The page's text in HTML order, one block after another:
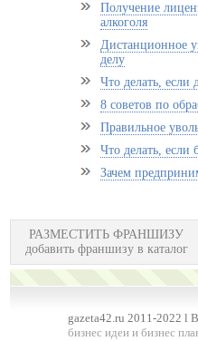
Получение
алкоголя
Дистанционное
делу
Что делать, если
8 советов по
Правильное
Что делать,
Зачем
РАЗМЕСТИТЬ ФРАНШИЗУ
добавить франшизу в каталог
gazeta42.ru 2011-2022 l
бизнес идеи и бизнес